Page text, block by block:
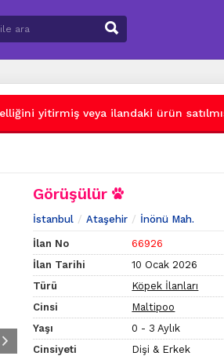
yitirmiş veya ilandaki ürün
Görüşülür
İstanbul Ataşehir İnönü Mah.
İlan No
66926
İlan Tarihi
10 Ocak 2026
Türü
Köpek İlanları
Cinsi
Maltipoo
Yaşı
0 - 3 Aylık
Cinsiyeti
Dişi & Erkek